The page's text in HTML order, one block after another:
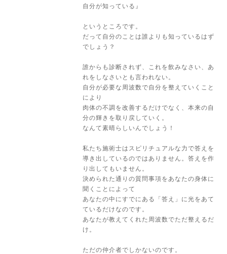
自分が知っている』
というところです。
だって自分のことは誰よりも知っているはず
でしょう？
誰からも診断されず、これを飲みなさい、あ
れをしなさいとも言われない。
自分が必要な周波数で自分を整えていくこと
により
肉体の不調を改善するだけでなく、本来の自
分の輝きを取り戻していく。
なんて素晴らしいんでしょう！
私たち施術士はスピリチュアルな力で答えを
導き出しているのではありません。答えを作
り出してもいません。
決められた通りの質問事項をあなたの身体に
聞くことによって
あなたの中にすでにある「答え」に光をあて
ているだけなのです。
あなたが教えてくれた周波数でただ整えるだ
け。
ただの仲介者でしかないのです。